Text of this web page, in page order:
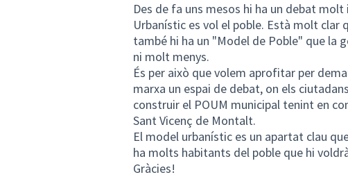
Des de fa uns mesos hi ha un debat
Urbanístic es vol el poble. Està molt
també hi ha un "Model de Poble" que la
ni molt menys.
És per això que volem aprofitar per
marxa un espai de debat, on els
construir el POUM municipal tenint en
Sant Vicenç de Montalt.
El model urbanístic es un apartat clau
ha molts habitants del poble que hi
Gràcies!